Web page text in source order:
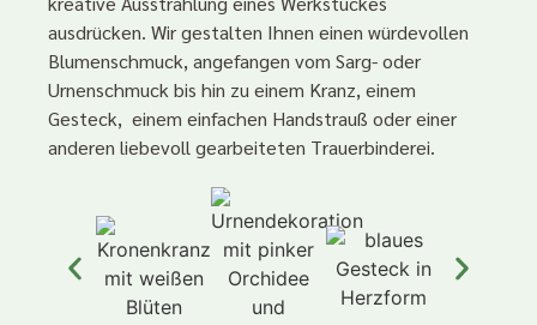
ausdrücken. Wir gestalten Ihnen einen würdevollen
Blumenschmuck, angefangen vom Sarg- oder
Urnenschmuck bis hin zu einem Kranz, einem
Gesteck, einem einfachen Handstrauß oder einer
anderen liebevoll gearbeiteten Trauerbinderei.